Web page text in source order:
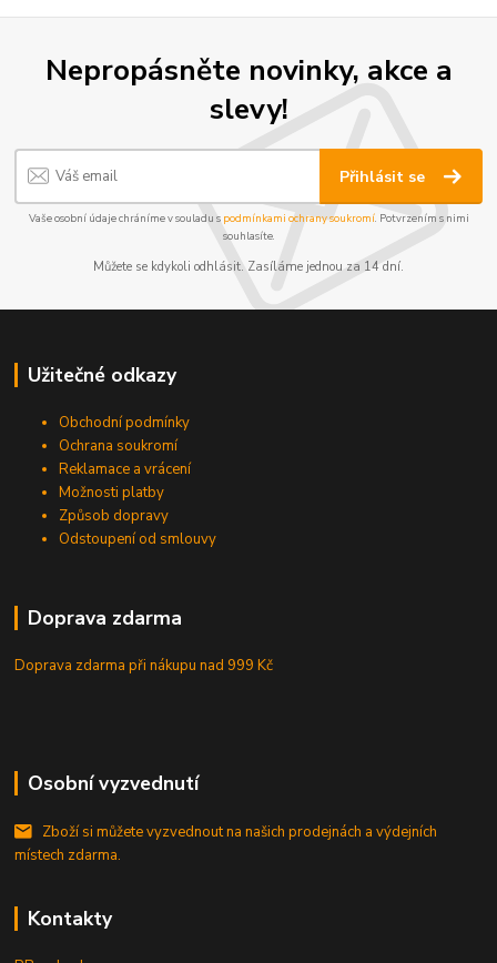
Nepropásněte novinky, akce a
slevy!
Přihlásit se
Vaše osobní údaje chráníme v souladu s podmínkami ochrany soukromí. Potvrzením s nimi
souhlasíte.
Můžete se kdykoli odhlásit. Zasíláme jednou za 14 dní.
Užitečné odkazy
Obchodní podmínky
Ochrana soukromí
Reklamace a vrácení
Možnosti platby
Způsob dopravy
Odstoupení od smlouvy
Doprava zdarma
Doprava zdarma při nákupunad 999 Kč
Osobní vyzvednutí
Zboží si můžete vyzvednout na našich prodejnách a výdejních
místech zdarma.
Kontakty